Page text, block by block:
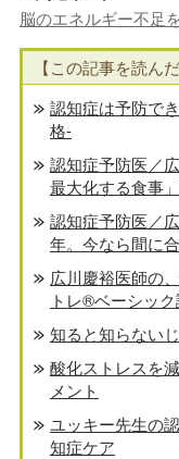
脳のエネルギー不足
【この記事を読ん
認知症は予防で
格-
認知症予防医／
最大化する食事
認知症予防医／
年。今なら間に
広川慶裕医師の
トレ®️ベーシッ
知ると知らない
酸化ストレスを
メント
ユッキー先生の
知症ケア